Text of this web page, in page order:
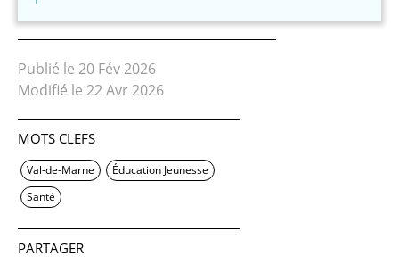
Publié le 20 Fév 2026
Modifié le 22 Avr 2026
MOTS CLEFS
Val-de-Marne
Éducation Jeunesse
Santé
PARTAGER